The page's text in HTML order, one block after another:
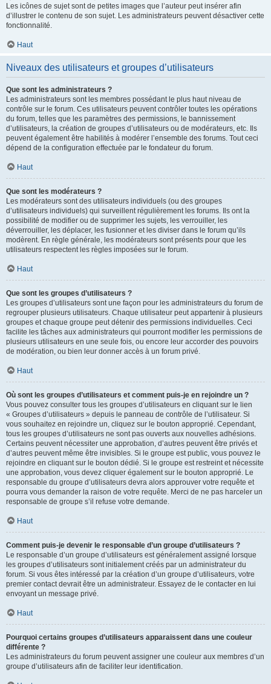
Les icônes de sujet sont de petites images que l’auteur peut insérer afin
d’illustrer le contenu de son sujet. Les administrateurs peuvent désactiver cette
fonctionnalité.
Haut
Niveaux des utilisateurs et groupes d’utilisateurs
Que sont les administrateurs ?
Les administrateurs sont les membres possédant le plus haut niveau de
contrôle sur le forum. Ces utilisateurs peuvent contrôler toutes les opérations
du forum, telles que les paramètres des permissions, le bannissement
d’utilisateurs, la création de groupes d’utilisateurs ou de modérateurs, etc. Ils
peuvent également être habilités à modérer l’ensemble des forums. Tout ceci
dépend de la configuration effectuée par le fondateur du forum.
Haut
Que sont les modérateurs ?
Les modérateurs sont des utilisateurs individuels (ou des groupes
d’utilisateurs individuels) qui surveillent régulièrement les forums. Ils ont la
possibilité de modifier ou de supprimer les sujets, les verrouiller, les
déverrouiller, les déplacer, les fusionner et les diviser dans le forum qu’ils
modèrent. En règle générale, les modérateurs sont présents pour que les
utilisateurs respectent les règles imposées sur le forum.
Haut
Que sont les groupes d’utilisateurs ?
Les groupes d’utilisateurs sont une façon pour les administrateurs du forum de
regrouper plusieurs utilisateurs. Chaque utilisateur peut appartenir à plusieurs
groupes et chaque groupe peut détenir des permissions individuelles. Ceci
facilite les tâches aux administrateurs qui pourront modifier les permissions de
plusieurs utilisateurs en une seule fois, ou encore leur accorder des pouvoirs
de modération, ou bien leur donner accès à un forum privé.
Haut
Où sont les groupes d’utilisateurs et comment puis-je en rejoindre un ?
Vous pouvez consulter tous les groupes d’utilisateurs en cliquant sur le lien
« Groupes d’utilisateurs » depuis le panneau de contrôle de l’utilisateur. Si
vous souhaitez en rejoindre un, cliquez sur le bouton approprié. Cependant,
tous les groupes d’utilisateurs ne sont pas ouverts aux nouvelles adhésions.
Certains peuvent nécessiter une approbation, d’autres peuvent être privés et
d’autres peuvent même être invisibles. Si le groupe est public, vous pouvez le
rejoindre en cliquant sur le bouton dédié. Si le groupe est restreint et nécessite
une approbation, vous devez cliquer également sur le bouton approprié. Le
responsable du groupe d’utilisateurs devra alors approuver votre requête et
pourra vous demander la raison de votre requête. Merci de ne pas harceler un
responsable de groupe s’il refuse votre demande.
Haut
Comment puis-je devenir le responsable d’un groupe d’utilisateurs ?
Le responsable d’un groupe d’utilisateurs est généralement assigné lorsque
les groupes d’utilisateurs sont initialement créés par un administrateur du
forum. Si vous êtes intéressé par la création d’un groupe d’utilisateurs, votre
premier contact devrait être un administrateur. Essayez de le contacter en lui
envoyant un message privé.
Haut
Pourquoi certains groupes d’utilisateurs apparaissent dans une couleur
différente ?
Les administrateurs du forum peuvent assigner une couleur aux membres d’un
groupe d’utilisateurs afin de faciliter leur identification.